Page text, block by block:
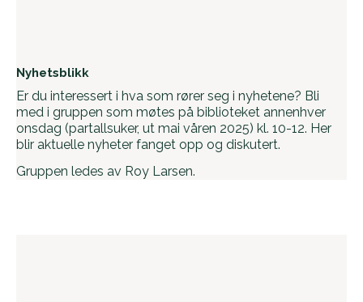
Nyhetsblikk
Er du interessert i hva som rører seg i nyhetene? Bli
med i gruppen som møtes på biblioteket annenhver
onsdag (partallsuker, ut mai våren 2025) kl. 10-12. Her
blir aktuelle nyheter fanget opp og diskutert.
Gruppen ledes av Roy Larsen.